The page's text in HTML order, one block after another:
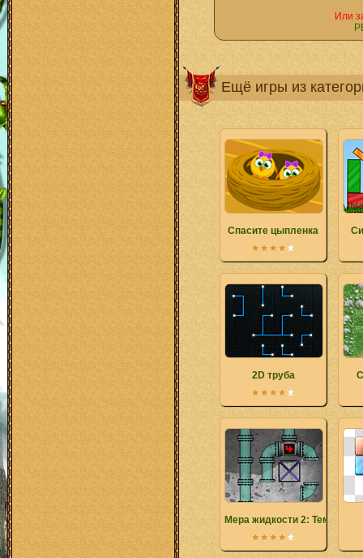
Или
Ещё игры из
Спасите цыпленка
2D труба
Мера жидкости 2: Темная